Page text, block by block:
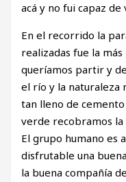
acá y no fui capaz
En el recorrido la
realizadas fue la
queríamos partir y
el río y la naturaleza
tan lleno de
verde recobramos la
El grupo humano es
disfrutable una
la buena compañía